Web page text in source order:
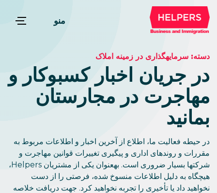
منو
دسته: سرمایهگذاری در زمینه املاک
در جریان اخبار کسبوکار و
مهاجرت در مجارستان
بمانید
در حیطه فعالیت ما، اطلاع از آخرین اخبار و اطلاعات مربوط به
مقررات و روندهای اداری و پیگیری تغییرات قوانین مهاجرت و
شرکتها بسیار ضروری است. بهعنوان یکی از مشتریان Helpers،
هیچگاه به دلیل اطلاعات منسوخ شده، فرصتی را از دست
نخواهید داد یا تأخیری را تجربه نخواهید کرد. جهت دریافت خلاصه